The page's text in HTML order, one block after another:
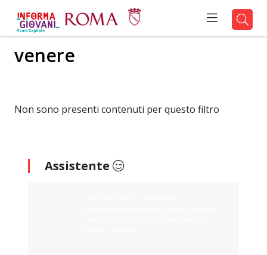
venere
Non sono presenti contenuti per questo filtro
Assistente